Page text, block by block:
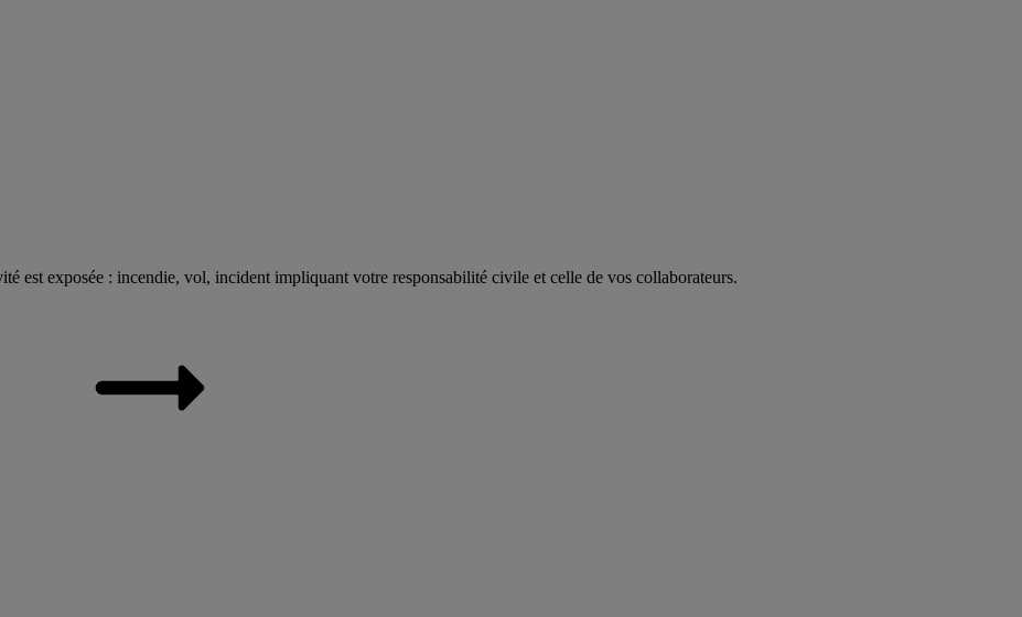
est exposée : incendie, vol, incident impliquant votre responsabilité civile et celle de vos collaborateurs.